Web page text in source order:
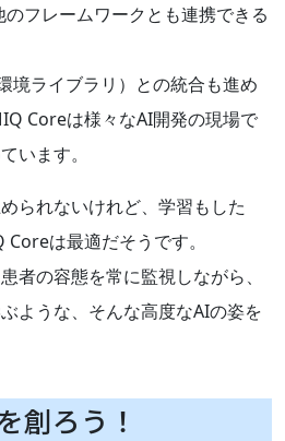
フレームワークとも連携できる
境ライブラリ）との統合も進め
Coreは様々なAI開発の現場で
います。
られないけれど、学習もした
は最適だそうです。
者の容態を常に監視しながら、
ような、そんな高度なAIの姿を
創ろう！